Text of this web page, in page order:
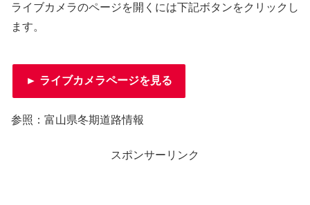
ライブカメラのページを開くには下記ボタンをクリックし
ます。
► ライブカメラページを見る
参照：富山県冬期道路情報
スポンサーリンク